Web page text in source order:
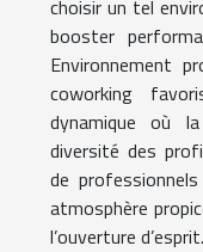
choisir un tel
booster
Environnement
coworking
dynamique où
diversité des
de
atmosphère
l’ouverture